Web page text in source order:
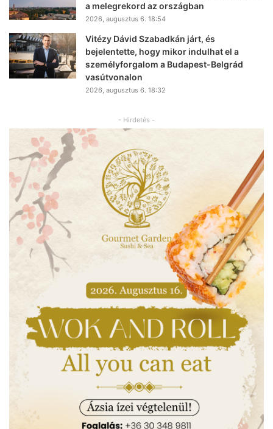
a melegrekord az országban
2026, augusztus 6. 18:54
Vitézy Dávid Szabadkán járt, és
bejelentette, hogy mikor indulhat el a
személyforgalom a Budapest-Belgrád
vasútvonalon
2026, augusztus 6. 18:32
- Hirdetés -